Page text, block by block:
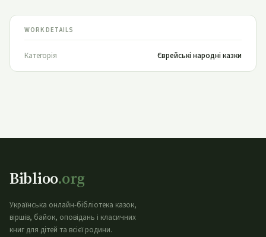
WORK DETAILS
Категорія Єврейські народні казки
Biblioo.org
Українська онлайн-бібліотека казок,
віршів, байок, оповідань і класичних
книг для дітей та всієї родини.